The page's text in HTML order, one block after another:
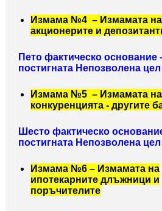
Измама №4 – Измамата на
акционерите и
Пето фактическо основание
постигната Непозволена
Измама №5 – Измамата на
конкуренцията - другите
Шесто фактическо
постигната Непозволена
Измама №6 – Измамата на
ипотекарните длъжници и
поръчителите